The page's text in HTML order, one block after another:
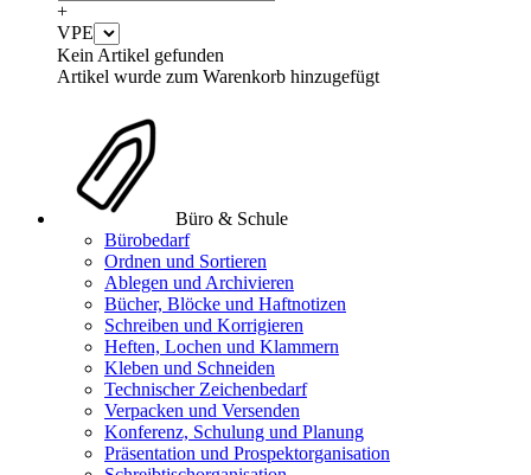
+
VPE
Kein Artikel gefunden
Artikel wurde zum Warenkorb hinzugefügt
Büro & Schule
Bürobedarf
Ordnen und Sortieren
Ablegen und Archivieren
Bücher, Blöcke und Haftnotizen
Schreiben und Korrigieren
Heften, Lochen und Klammern
Kleben und Schneiden
Technischer Zeichenbedarf
Verpacken und Versenden
Konferenz, Schulung und Planung
Präsentation und Prospektorganisation